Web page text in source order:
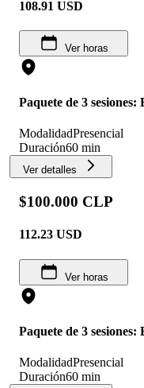
108.91 USD
Ver horas
Paquete de 3
ModalidadPresencial
Duración60 min
Ver detalles
$100.000 CLP
112.23 USD
Ver horas
Paquete de 3
ModalidadPresencial
Duración60 min